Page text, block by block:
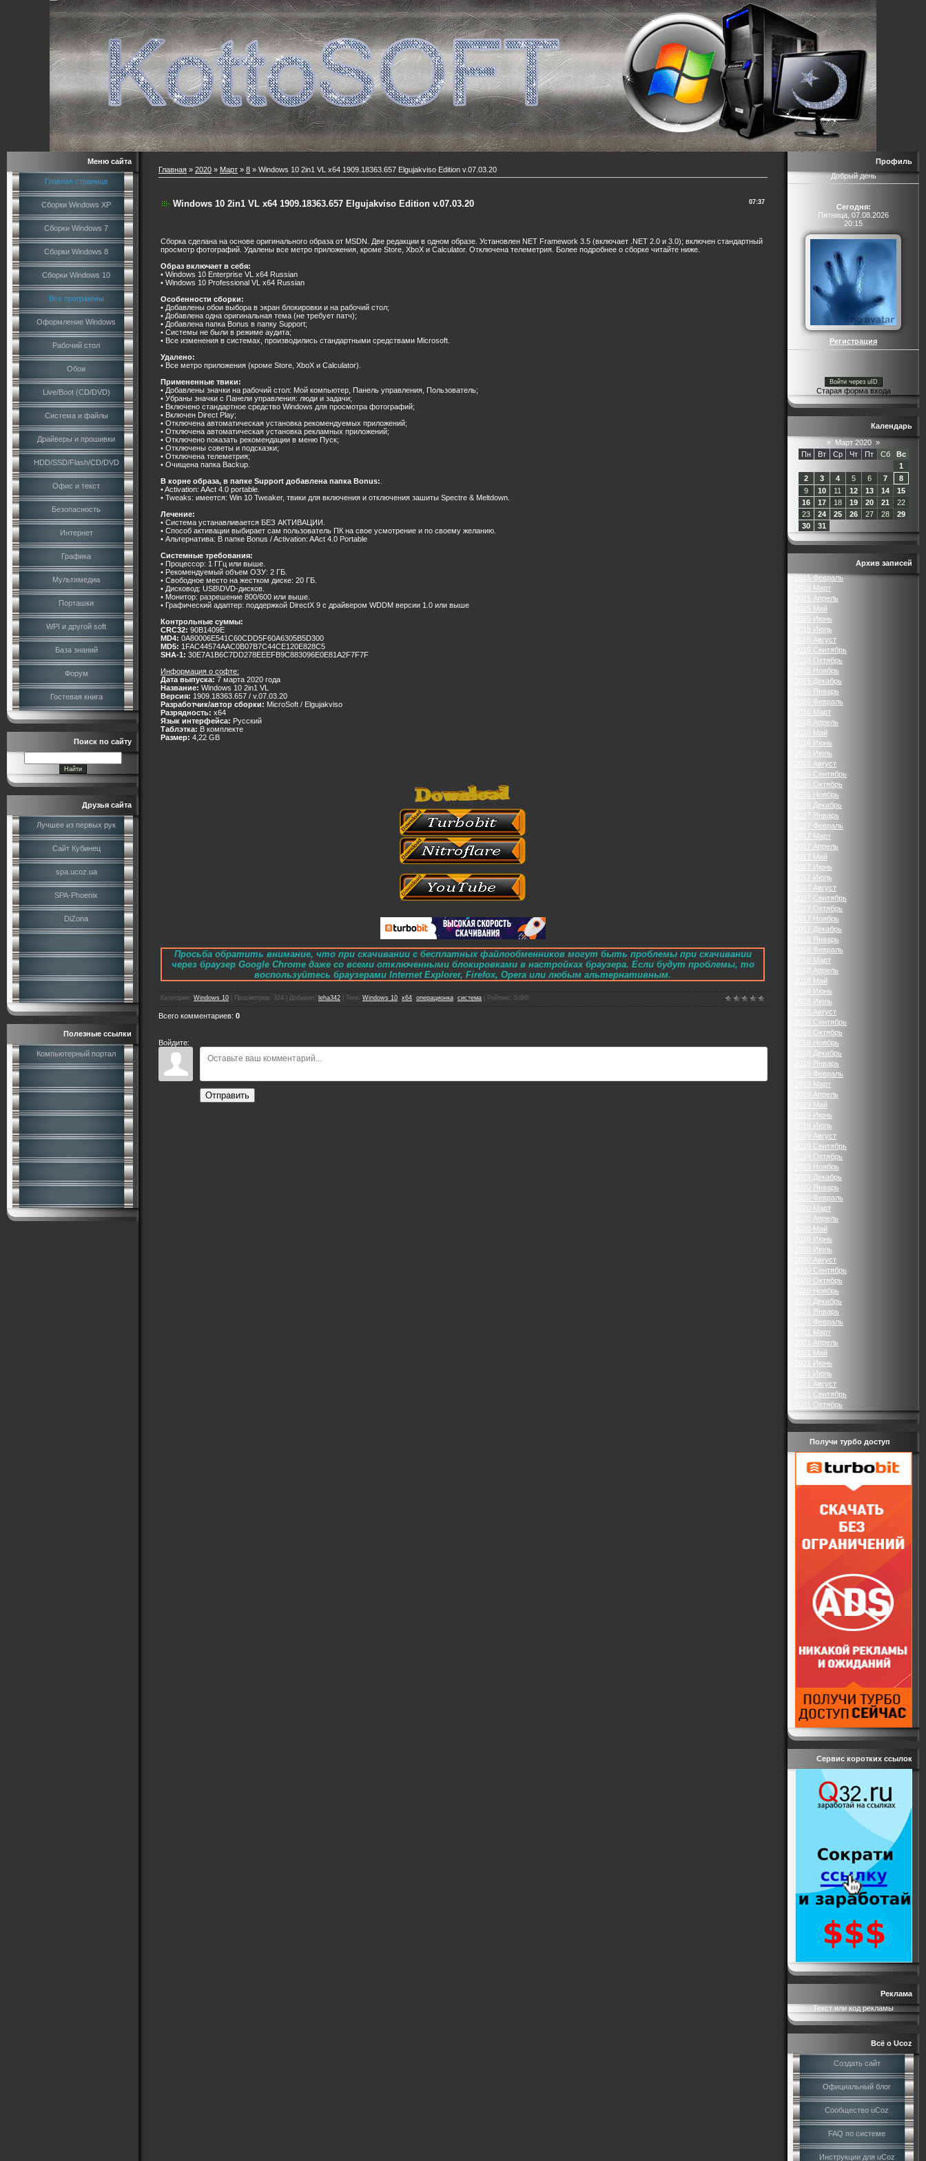
Меню сайта
Главная страница
Сборки Windows XP
Сборки Windows 7
Сборки Windows 8
Сборки Windows 10
Все программы
Оформление Windows
Рабочий стол
Обои
Live/Boot (CD/DVD)
Система и файлы
Драйверы и прошивки
HDD/SSD/Flash/CD/DVD
Офис и текст
Безопасность
Интернет
Графика
Мультимедиа
Порташки
WPI и другой soft
База знаний
Форум
Гостевая книга
Поиск по сайту
Друзья сайта
Лучшее из первых рук
Сайт Кубинец
spa.ucoz.ua
SPA-Phoenix
DiZona
Полезные ссылки
Компьютерный портал
Главная » 2020 » Март » 8 » Windows 10 2in1 VL x64 1909.18363.657 Elgujakviso Edition v.07.03.20
07:37
Windows 10 2in1 VL x64 1909.18363.657 Elgujakviso Edition v.07.03.20
Сборка сделана на основе оригинального образа от MSDN. Две редакции в одном образе. Установлен NET Framework 3.5 (включает .NET 2.0 и 3.0); включен стандартный
просмотр фотографий. Удалены все метро приложения, кроме Store, XboX и Calculator. Отключена телеметрия. Более подробнее о сборке читайте ниже.
Образ включает в себя:
• Windows 10 Enterprise VL x64 Russian
• Windows 10 Professional VL x64 Russian
Особенности сборки:
• Добавлены обои выбора в экран блокировки и на рабочий стол;
• Добавлена одна оригинальная тема (не требует патч);
• Добавлена папка Bonus в папку Support;
• Системы не были в режиме аудита;
• Все изменения в системах, производились стандартными средствами Microsoft.
Удалено:
• Все метро приложения (кроме Store, XboX и Calculator).
Примененные твики:
• Добавлены значки на рабочий стол: Мой компьютер, Панель управления, Пользователь;
• Убраны значки с Панели управления: люди и задачи;
• Включено стандартное средство Windows для просмотра фотографий;
• Включен Direct Play;
• Отключена автоматическая установка рекомендуемых приложений;
• Отключена автоматическая установка рекламных приложений;
• Отключено показать рекомендации в меню Пуск;
• Отключены советы и подсказки;
• Отключена телеметрия;
• Очищена папка Backup.
В корне образа, в папке Support добавлена папка Bonus:
• Activation: AAct 4.0 portable.
• Tweaks: имеется: Win 10 Tweaker, твики для включения и отключения зашиты Spectre & Meltdown.
Лечение:
• Система устанавливается БЕЗ АКТИВАЦИИ.
• Способ активации выбирает сам пользователь ПК на свое усмотрение и по своему желанию.
• Альтернатива: В папке Bonus / Activation: AAct 4.0 Portable
Системные требования:
• Процессор: 1 ГГц или выше.
• Рекомендуемый объем ОЗУ: 2 ГБ.
• Свободное место на жестком диске: 20 ГБ.
• Дисковод: USB\DVD-дисков.
• Монитор: разрешение 800/600 или выше.
• Графический адаптер: поддержкой DirectX 9 с драйвером WDDM версии 1.0 или выше
Контрольные суммы:
CRC32: 90B1409E
MD4: 0A80006E541C60CDD5F60A6305B5D300
MD5: 1FAC44574AAC0B07B7C44CE120E828C5
SHA-1: 30E7A1B6C7DD278EEEFB9C883096E0E81A2F7F7F
Информация о софте:
Дата выпуска: 7 марта 2020 года
Название: Windows 10 2in1 VL
Версия: 1909.18363.657 / v.07.03.20
Разработчик/автор сборки: MicroSoft / Elgujakviso
Разрядность: x64
Язык интерфейса: Русский
Таблэтка: В комплекте
Размер: 4,22 GB
Просьба обратить внимание, что при скачивании с бесплатных файлообменников могут быть проблемы при скачивании
через браузер Google Chrome даже со всеми отключенными блокировками в настройках браузера. Если будут проблемы, то
воспользуйтесь браузерами Internet Explorer, Firefox, Opera или любым альтернативным.
Категория : Windows 10 Просмотров : 324 Добавил: leha342 Теги : Windows 10, x64, операционка, система Рейтинг: 0.0/0
Всего комментариев: 0
Войдите:
Отправить
Профиль
Добрый день
Сегодня:
Пятница, 07.08.2026
20:15
Регистрация
Войти через uID
Старая форма входа
Календарь
« Март 2020 »
Пн
Вт Ср Чт Пт Сб
Вс
1
2
3 4 5 6 7
8
9
10 11 12 13 14
15
16
17 18 19 20 21
22
23
24 25 26 27 28
29
30
31
Архив записей
2015 Февраль
2015 Март
2015 Апрель
2015 Май
2015 Июнь
2015 Июль
2015 Август
2015 Сентябрь
2015 Октябрь
2015 Ноябрь
2015 Декабрь
2016 Январь
2016 Февраль
2016 Март
2016 Апрель
2016 Май
2016 Июнь
2016 Июль
2016 Август
2016 Сентябрь
2016 Октябрь
2016 Ноябрь
2016 Декабрь
2017 Январь
2017 Февраль
2017 Март
2017 Апрель
2017 Май
2017 Июнь
2017 Июль
2017 Август
2017 Сентябрь
2017 Октябрь
2017 Ноябрь
2017 Декабрь
2018 Январь
2018 Февраль
2018 Март
2018 Апрель
2018 Май
2018 Июнь
2018 Июль
2018 Август
2018 Сентябрь
2018 Октябрь
2018 Ноябрь
2018 Декабрь
2019 Январь
2019 Февраль
2019 Март
2019 Апрель
2019 Май
2019 Июнь
2019 Июль
2019 Август
2019 Сентябрь
2019 Октябрь
2019 Ноябрь
2019 Декабрь
2020 Январь
2020 Февраль
2020 Март
2020 Апрель
2020 Май
2020 Июнь
2020 Июль
2020 Август
2020 Сентябрь
2020 Октябрь
2020 Ноябрь
2020 Декабрь
2021 Январь
2021 Февраль
2021 Март
2021 Апрель
2021 Май
2021 Июнь
2021 Июль
2021 Август
2021 Сентябрь
2021 Октябрь
Получи турбо доступ
Сервис коротких ссылок
Реклама
Текст или код рекламы
Всё о Ucoz
Создать сайт
Официальный блог
Сообщество uCoz
FAQ по системе
Инструкции для uCoz